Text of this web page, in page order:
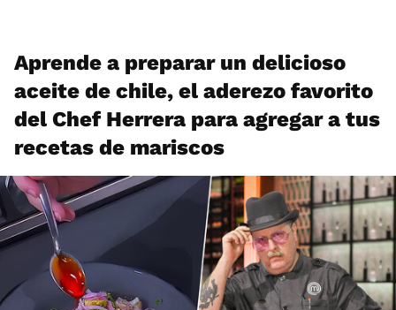
Aprende a preparar un delicioso
aceite de chile, el aderezo favorito
del Chef Herrera para agregar a tus
recetas de mariscos